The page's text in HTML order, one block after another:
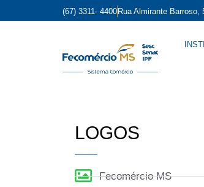
(67) 3311- 4400 Rua Almirante Barroso,
LOGOS
Fecomércio MS